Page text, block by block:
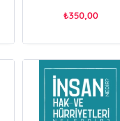
₺350,00